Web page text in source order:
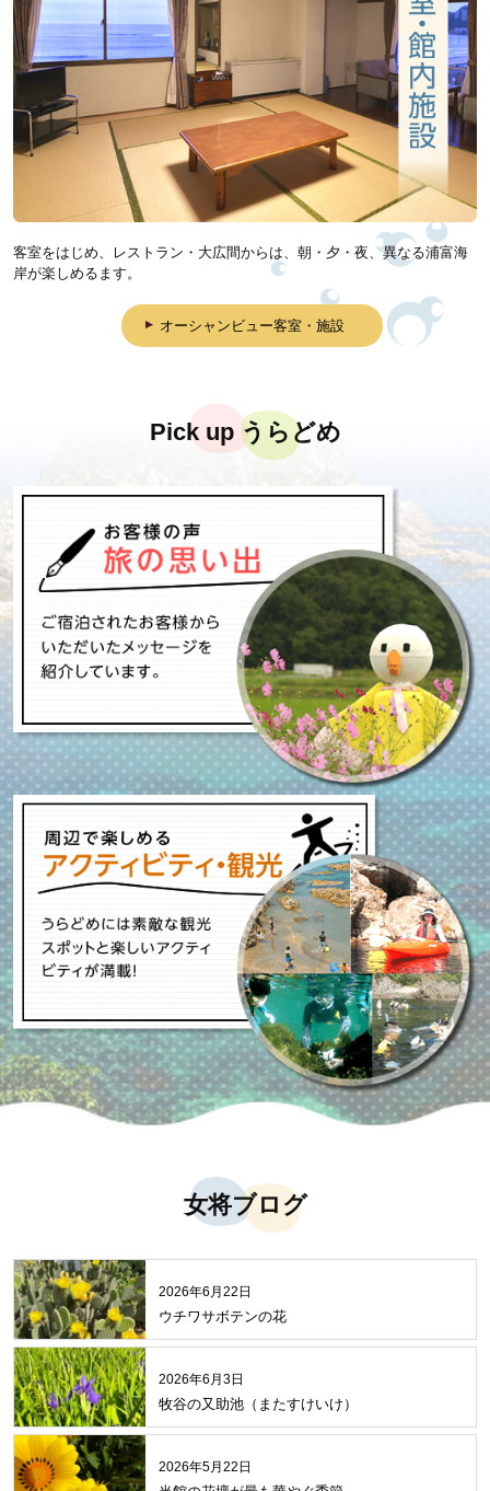
客室をはじめ、レストラン・大広間からは、朝・夕・夜、異なる浦富海
岸が楽しめるます。
オーシャンビュー客室・施設
Pick up うらどめ
女将ブログ
2026年6月22日
ウチワサボテンの花
2026年6月3日
牧谷の又助池（またすけいけ）
2026年5月22日